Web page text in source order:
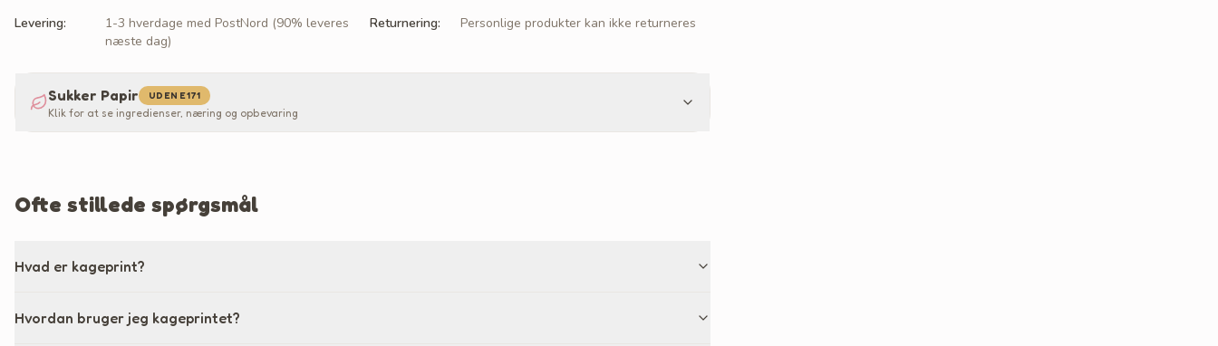
Levering:
1-3 hverdage med PostNord (90% leveres
næste dag)
Returnering: Personlige produkter kan ikke returneres
Sukker Papir UDEN E171
Klik for at se ingredienser, næring og opbevaring
Ofte stillede spørgsmål
Hvad er kageprint?
Hvordan bruger jeg kageprintet?